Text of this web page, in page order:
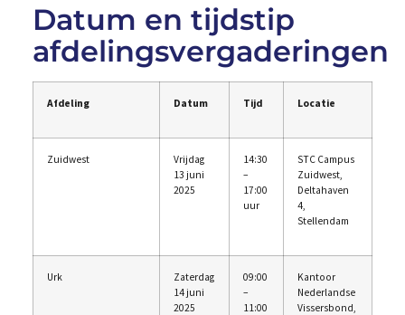
Datum en tijdstip
afdelingsvergaderingen
Afdeling Datum Tijd Locatie
Zuidwest
Vrijdag
13 juni
2025
14:30
–
17:00
uur
STC Campus
Zuidwest,
Deltahaven
4,
Stellendam
Urk
Zaterdag
14 juni
2025
09:00
–
11:00
Kantoor
Nederlandse
Vissersbond,